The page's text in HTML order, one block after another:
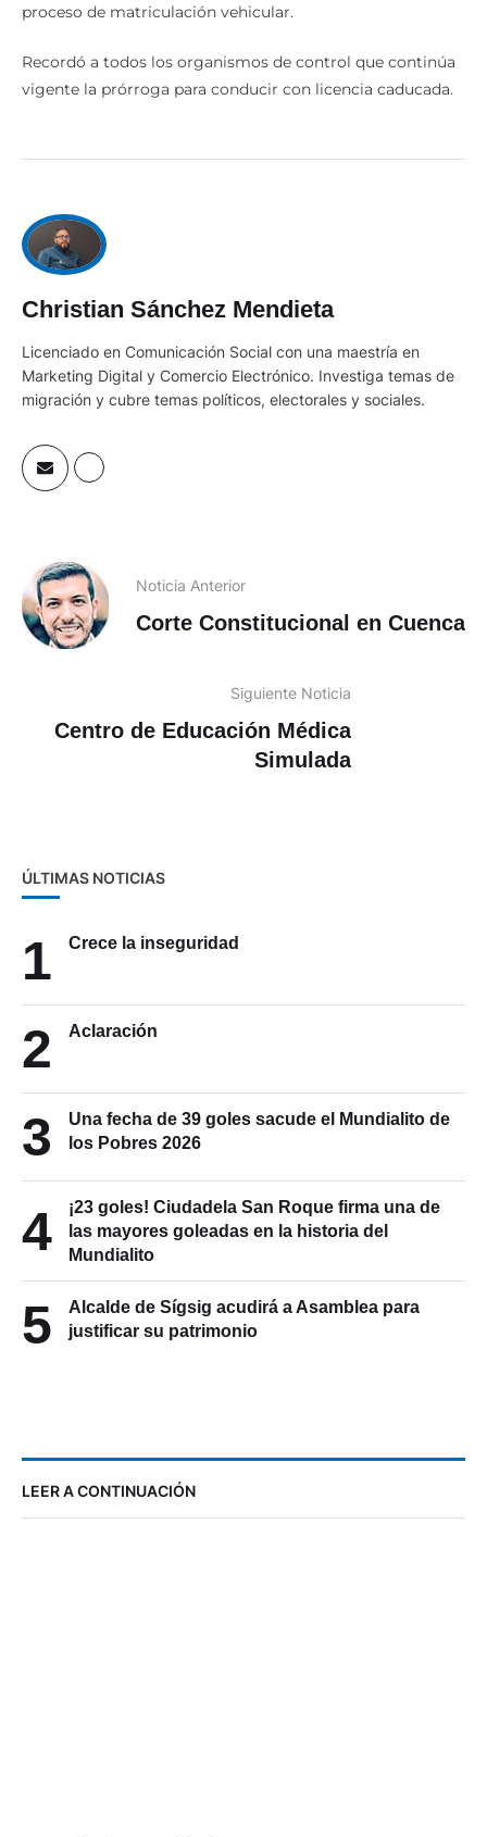
proceso de matriculación vehicular.
Recordó a todos los organismos de control que continúa
vigente la prórroga para conducir con licencia caducada.
Christian Sánchez Mendieta
Licenciado en Comunicación Social con una maestría en
Marketing Digital y Comercio Electrónico. Investiga temas de
migración y cubre temas políticos, electorales y sociales.
Noticia Anterior
Corte Constitucional en Cuenca
Siguiente Noticia
Centro de Educación Médica
Simulada
ÚLTIMAS NOTICIAS
1 Crece la inseguridad
2 Aclaración
3
Una fecha de 39 goles sacude el Mundialito de
los Pobres 2026
4
¡23 goles! Ciudadela San Roque firma una de
las mayores goleadas en la historia del
Mundialito
5
Alcalde de Sígsig acudirá a Asamblea para
justificar su patrimonio
LEER A CONTINUACIÓN